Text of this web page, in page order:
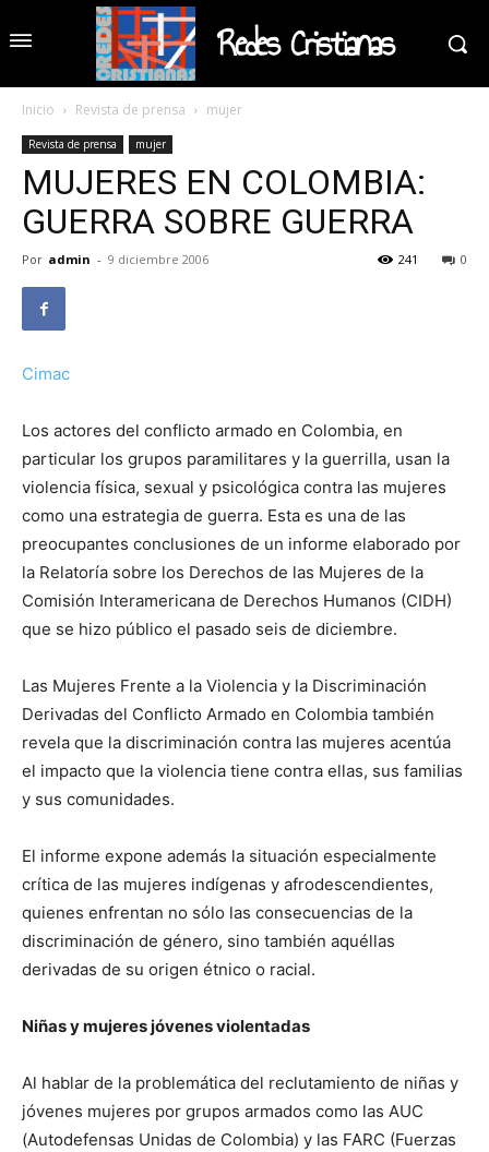
Redes Cristianas
Inicio Revista de prensa mujer
Revista de prensa mujer
MUJERES EN COLOMBIA:
GUERRA SOBRE GUERRA
Por admin - 9 diciembre 2006 0
241
Cimac
Los actores del conflicto armado en Colombia, en
particular los grupos paramilitares y la guerrilla, usan la
violencia física, sexual y psicológica contra las mujeres
como una estrategia de guerra. Esta es una de las
preocupantes conclusiones de un informe elaborado por
la Relatoría sobre los Derechos de las Mujeres de la
Comisión Interamericana de Derechos Humanos (CIDH)
que se hizo público el pasado seis de diciembre.
Las Mujeres Frente a la Violencia y la Discriminación
Derivadas del Conflicto Armado en Colombia también
revela que la discriminación contra las mujeres acentúa
el impacto que la violencia tiene contra ellas, sus familias
y sus comunidades.
El informe expone además la situación especialmente
crítica de las mujeres indígenas y afrodescendientes,
quienes enfrentan no sólo las consecuencias de la
discriminación de género, sino también aquéllas
derivadas de su origen étnico o racial.
Niñas y mujeres jóvenes violentadas
Al hablar de la problemática del reclutamiento de niñas y
jóvenes mujeres por grupos armados como las AUC
(Autodefensas Unidas de Colombia) y las FARC (Fuerzas